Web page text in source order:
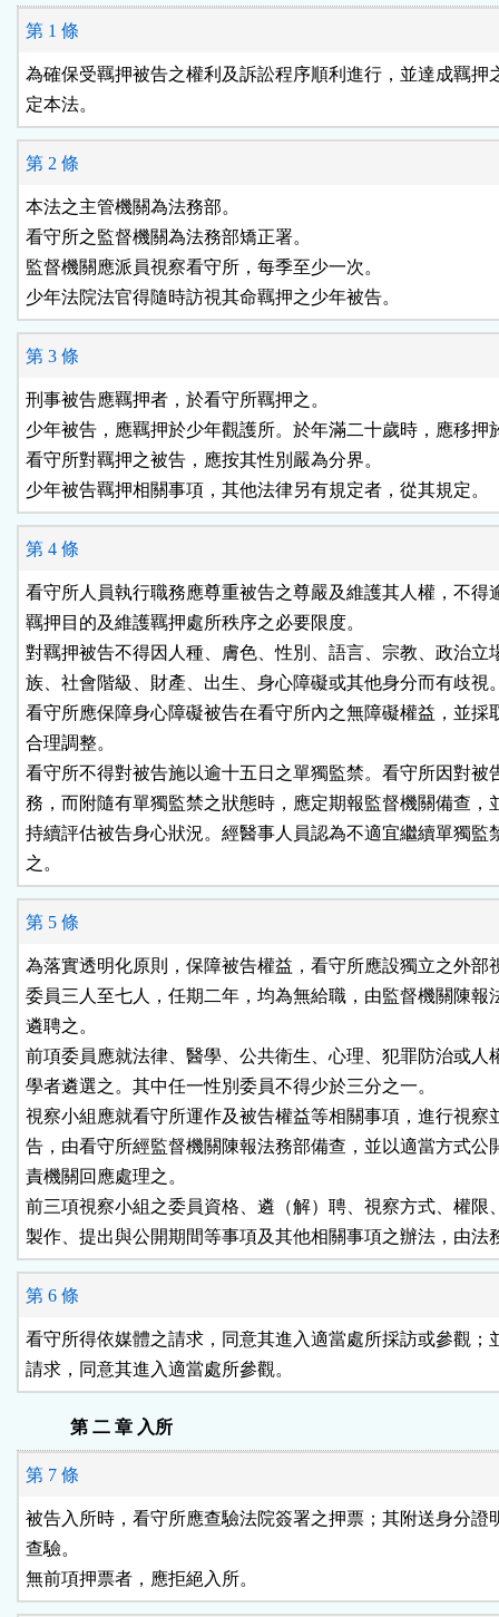
按
鈕
區
第 1 條
為確保受羈押被告之權利及訴訟程序順利進行，並達成羈押
定本法。
第 2 條
本法之主管機關為法務部。
看守所之監督機關為法務部矯正署。
監督機關應派員視察看守所，每季至少一次。
少年法院法官得隨時訪視其命羈押之少年被告。
第 3 條
刑事被告應羈押者，於看守所羈押之。
少年被告，應羈押於少年觀護所。於年滿二十歲時，應移押
看守所對羈押之被告，應按其性別嚴為分界。
少年被告羈押相關事項，其他法律另有規定者，從其規定。
第 4 條
看守所人員執行職務應尊重被告之尊嚴及維護其人權，不得
羈押目的及維護羈押處所秩序之必要限度。
對羈押被告不得因人種、膚色、性別、語言、宗教、政治立
族、社會階級、財產、出生、身心障礙或其他身分而有歧視
看守所應保障身心障礙被告在看守所內之無障礙權益，並採
合理調整。
看守所不得對被告施以逾十五日之單獨監禁。看守所因對被
務，而附隨有單獨監禁之狀態時，應定期報監督機關備查，
持續評估被告身心狀況。經醫事人員認為不適宜繼續單獨監
之。
第 5 條
為落實透明化原則，保障被告權益，看守所應設獨立之外部
委員三人至七人，任期二年，均為無給職，由監督機關陳報
遴聘之。
前項委員應就法律、醫學、公共衛生、心理、犯罪防治或人
學者遴選之。其中任一性別委員不得少於三分之一。
視察小組應就看守所運作及被告權益等相關事項，進行視察
告，由看守所經監督機關陳報法務部備查，並以適當方式公
責機關回應處理之。
前三項視察小組之委員資格、遴（解）聘、視察方式、權限
製作、提出與公開期間等事項及其他相關事項之辦法，由法
第 6 條
看守所得依媒體之請求，同意其進入適當處所採訪或參觀；
請求，同意其進入適當處所參觀。
第 二 章 入所
第 7 條
被告入所時，看守所應查驗法院簽署之押票；其附送身分證
查驗。
無前項押票者，應拒絕入所。